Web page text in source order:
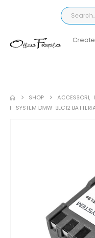
SHOP ACCESSORI,
F-SYSTEM DMW-BLC12